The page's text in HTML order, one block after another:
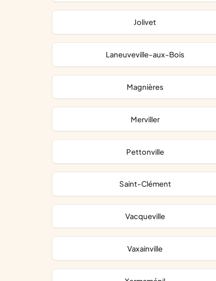
Jolivet
Laneuveville-aux-Bois
Magnières
Merviller
Pettonville
Saint-Clément
Vacqueville
Vaxainville